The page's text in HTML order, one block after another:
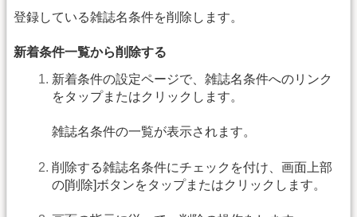
登録している雑誌名条件を削除します。
新着条件一覧から削除する
新着条件の設定ページで、雑誌名条件へのリンク
をタップまたはクリックします。
雑誌名条件の一覧が表示されます。
削除する雑誌名条件にチェックを付け、画面上部
の[削除]ボタンをタップまたはクリックします。